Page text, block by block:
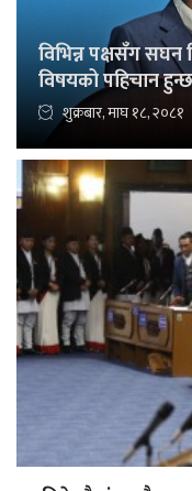
विभिन्न पक्षसँग
विषयको पहिचान
शुक्रबार, माघ १८, २०८१